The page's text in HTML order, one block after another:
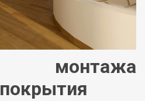
монтажа